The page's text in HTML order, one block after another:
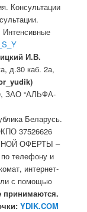
Консультации
Интенсивные
И.В.
д.30 каб. 2а,
ЗАО “АЛЬФА-
Беларусь.
37526626
ОФЕРТЫ –
телефону и
интернет-
с помощью
принимаются.
YDIK.COM